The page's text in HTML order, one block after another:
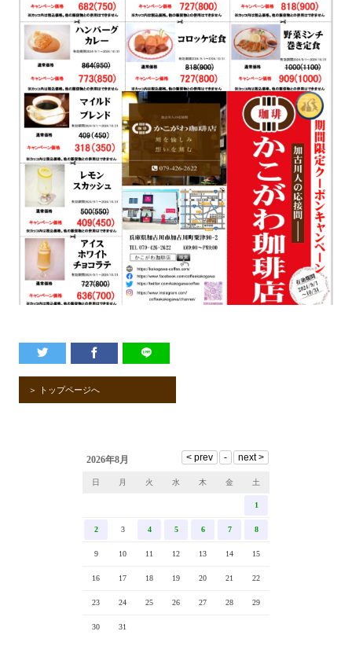
＞ トップページへ
2026年8月
日 月 火 水 木 金 土
1
2 3 4 5 6 7 8
9 10 11 12 13 14 15
16 17 18 19 20 21 22
23 24 25 26 27 28 29
30 31